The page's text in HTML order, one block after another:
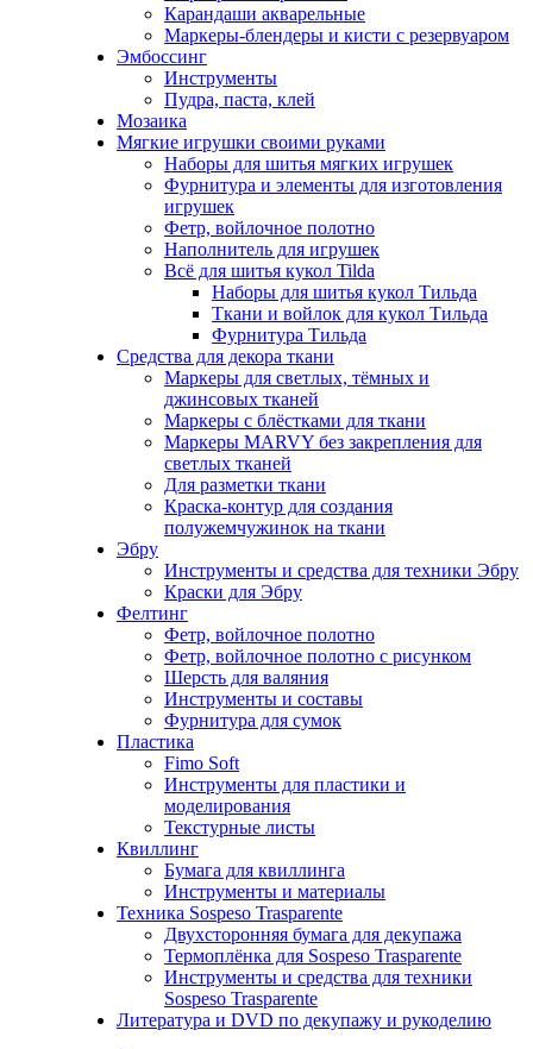
Карандаши акварельные
Маркеры-блендеры и кисти с резервуаром
Эмбоссинг
Инструменты
Пудра, паста, клей
Мозаика
Мягкие игрушки своими руками
Наборы для шитья мягких игрушек
Фурнитура и элементы для изготовления
игрушек
Фетр, войлочное полотно
Наполнитель для игрушек
Всё для шитья кукол Tilda
Наборы для шитья кукол Тильда
Ткани и войлок для кукол Тильда
Фурнитура Тильда
Средства для декора ткани
Маркеры для светлых, тёмных и
джинсовых тканей
Маркеры с блёстками для ткани
Маркеры MARVY без закрепления для
светлых тканей
Для разметки ткани
Краска-контур для создания
полужемчужинок на ткани
Эбру
Инструменты и средства для техники Эбру
Краски для Эбру
Фелтинг
Фетр, войлочное полотно
Фетр, войлочное полотно с рисунком
Шерсть для валяния
Инструменты и составы
Фурнитура для сумок
Пластика
Fimo Soft
Инструменты для пластики и
моделирования
Текстурные листы
Квиллинг
Бумага для квиллинга
Инструменты и материалы
Техника Sospeso Trasparente
Двухсторонняя бумага для декупажа
Термоплёнка для Sospeso Trasparente
Инструменты и средства для техники
Sospeso Trasparente
Литература и DVD по декупажу и рукоделию